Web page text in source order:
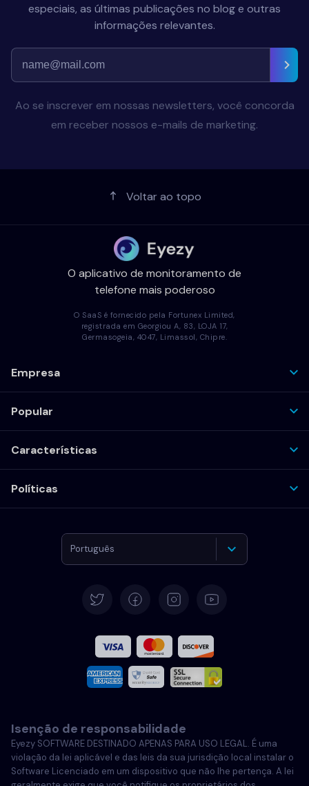
especiais, as últimas publicações no blog e outras
informações relevantes.
Ao se inscrever em nossas newsletters, você concorda
em receber nossos e-mails de marketing.
Voltar ao topo
O aplicativo de monitoramento de
telefone mais poderoso
O SaaS é fornecido pela Fortunex Limited,
registrada em Georgiou A, 83, LOJA 17,
Germasogeia, 4047, Limassol, Chipre.
Empresa
Popular
Características
Políticas
Português
Francês
Italiano
Português
Português
Isenção de responsabilidade
Eyezy SOFTWARE DESTINADO APENAS PARA USO LEGAL. É uma
violação da lei aplicável e das leis da sua jurisdição local instalar o
Software Licenciado em um dispositivo que não lhe pertença. A lei